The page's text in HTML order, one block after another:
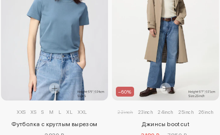
XXS XS S M L XL XXL
Футболка с круглым вырезом
–60%
22inch 23inch 24inch 25inch 26inch
Джинсы bootcut